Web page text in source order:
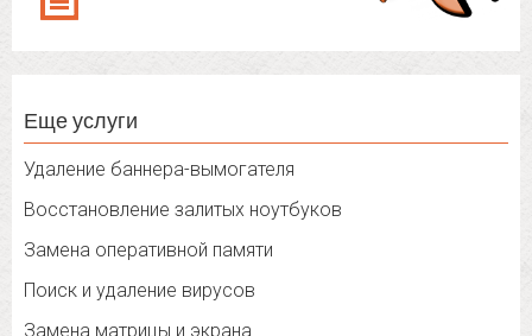
Еще услуги
Удаление баннера-вымогателя
Восстановление залитых ноутбуков
Замена оперативной памяти
Поиск и удаление вирусов
Замена матрицы и экрана